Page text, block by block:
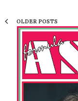
OLDER POSTS